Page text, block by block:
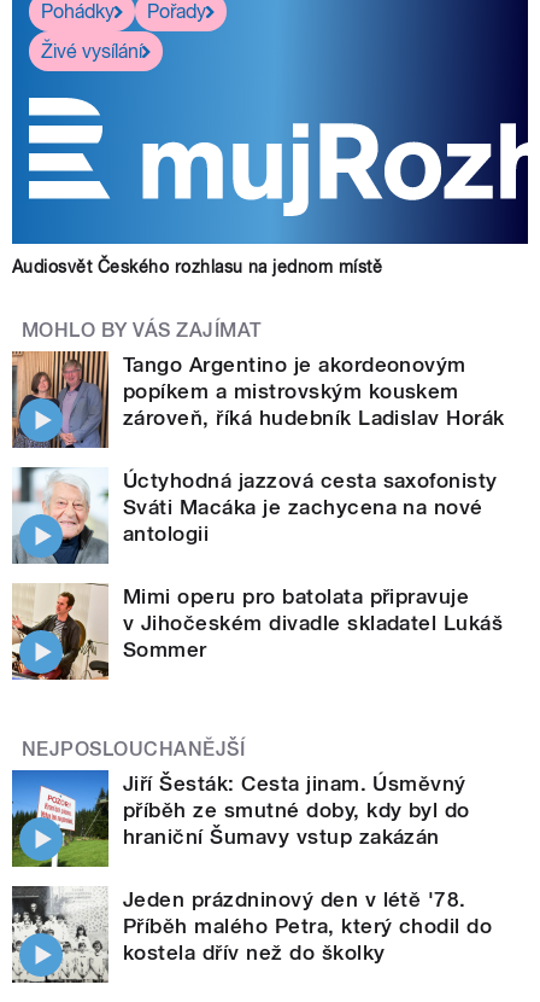
Pohádky
Pořady
Živé vysílání
Audiosvět Českého rozhlasu na jednom místě
MOHLO BY VÁS ZAJÍMAT
Tango Argentino je akordeonovým
popíkem a mistrovským kouskem
zároveň, říká hudebník Ladislav Horák
Úctyhodná jazzová cesta saxofonisty
Sváti Macáka je zachycena na nové
antologii
Mimi operu pro batolata připravuje
v Jihočeském divadle skladatel Lukáš
Sommer
NEJPOSLOUCHANĚJŠÍ
Jiří Šesták: Cesta jinam. Úsměvný
příběh ze smutné doby, kdy byl do
hraniční Šumavy vstup zakázán
Jeden prázdninový den v létě '78.
Příběh malého Petra, který chodil do
kostela dřív než do školky